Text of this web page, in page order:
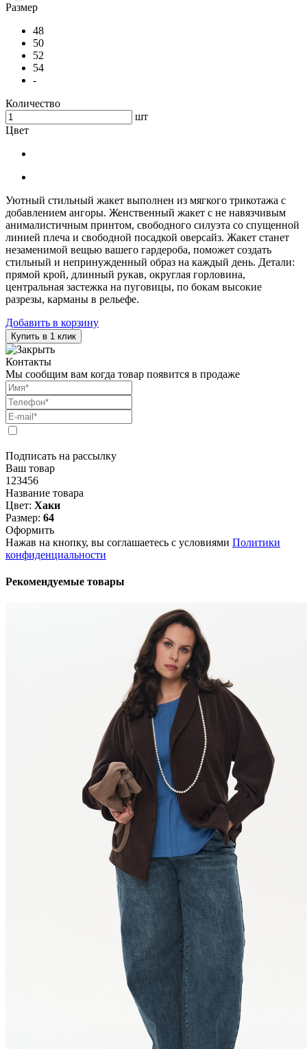
Размер
48
50
52
54
-
Количество
шт
Цвет
Уютный стильный жакет выполнен из мягкого трикотажа с
добавлением ангоры. Женственный жакет с не навязчивым
анималистичным принтом, свободного силуэта со спущенной
линией плеча и свободной посадкой оверсайз. Жакет станет
незаменимой вещью вашего гардероба, поможет создать
стильный и непринужденный образ на каждый день. Детали:
прямой крой, длинный рукав, округлая горловина,
центральная застежка на пуговицы, по бокам высокие
разрезы, карманы в рельефе.
Добавить в корзину
Купить в 1 клик
Контакты
Мы сообщим вам когда товар появится в продаже
Подписать на рассылку
Ваш товар
123456
Название товара
Цвет: Хаки
Размер: 64
Оформить
Нажав на кнопку, вы соглашаетесь с условиями Политики
конфиденциальности
Рекомендуемые товары